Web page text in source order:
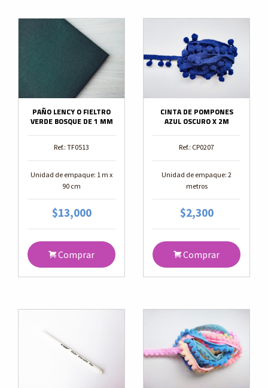
PAÑO LENCY O FIELTRO
VERDE BOSQUE DE 1 MM
Ref.: TF0513
Unidad de empaque: 1 m x
90 cm
$13,000
Comprar
CINTA DE POMPONES
AZUL OSCURO X 2M
Ref.: CP0207
Unidad de empaque: 2
metros
$2,300
Comprar